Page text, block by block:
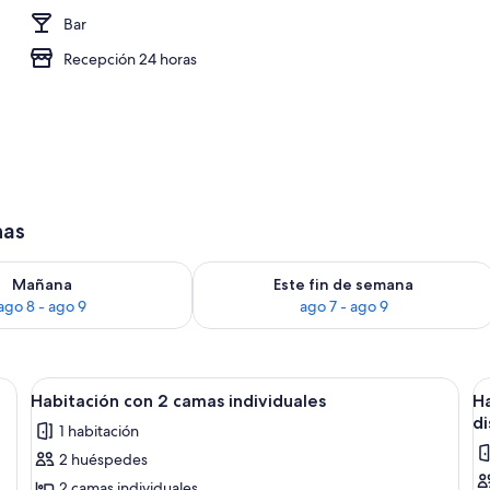
Bar
Recepción 24 horas
8
Mañana
8 - ago 9
para mañana, ago 8 - ago 9
Este fin de semana
ago 7 - ago 9
Consulta la disponibilidad para este
Abrir
todas
las
fotos
Habitación con 2 camas individuales
2
Habitación con 2 camas individuales
1 habitación
2 huéspedes